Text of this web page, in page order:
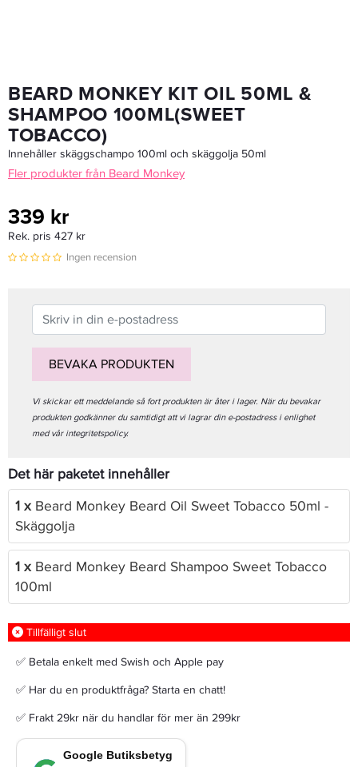
BEARD MONKEY KIT OIL 50ML &
SHAMPOO 100ML(SWEET
TOBACCO)
Innehåller skäggschampo 100ml och skäggolja 50ml
Fler produkter från Beard Monkey
339 kr
Rek. pris 427 kr
Ingen recension
BEVAKA PRODUKTEN
Vi skickar ett meddelande så fort produkten är åter i lager. När du bevakar
produkten godkänner du samtidigt att vi lagrar din e-postadress i enlighet
med vår integritetspolicy.
Det här paketet innehåller
1 x Beard Monkey Beard Oil Sweet Tobacco 50ml -
Skäggolja
1 x Beard Monkey Beard Shampoo Sweet Tobacco
100ml
Tillfälligt slut
✅ Betala enkelt med Swish och Apple pay
✅ Har du en produktfråga? Starta en chatt!
✅ Frakt 29kr när du handlar för mer än 299kr